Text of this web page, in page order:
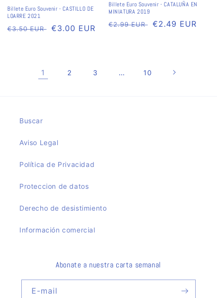
Billete Euro Souvenir - CASTILLO DE
LOARRE 2021
Prix
€3.50 EUR
Prix
€3.00 EUR
Billete Euro Souvenir - CATALUÑA EN
MINIATURA 2019
Prix
€2.99 EUR
Prix
€2.49 EUR
1 2 3 … 10
Buscar
Aviso Legal
Política de Privacidad
Proteccion de datos
Derecho de desistimiento
Información comercial
Abonate a nuestra carta semanal
E-mail